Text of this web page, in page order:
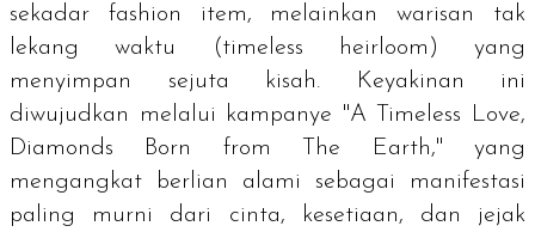
sekadar fashion item, melainkan warisan tak
lekang waktu (timeless heirloom ) yang
menyimpan sejuta kisah. Keyakinan ini
diwujudkan melalui kampanye "A Timeless Love,
Diamonds Born from The Earth," yang
mengangkat berlian alami sebagai manifestasi
paling murni dari cinta, kesetiaan, dan jejak